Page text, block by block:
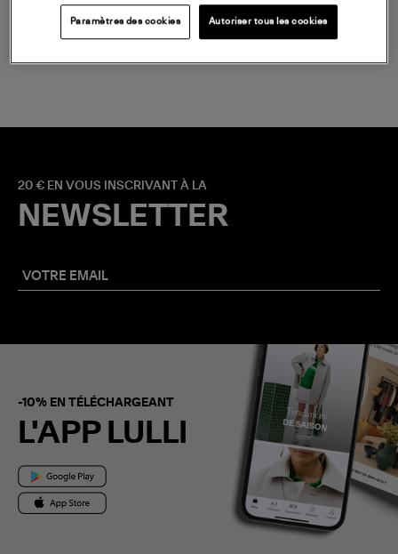
LIVRAISON GRATUITE
20 € EN VOUS INSCRIVANT À LA
NEWSLETTER
-10% EN TÉLÉCHARGEANT
L'APP LULLI
Paramètres des cookies Autoriser tous les cookies